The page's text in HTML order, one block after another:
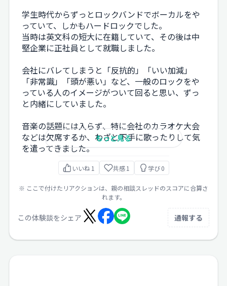
学生時代からずっとロックバンドでボーカルをや
っていて、しかもハードロックでした。
当時は英文科の短大に在籍していて、その後は中
堅企業に正社員として就職しました。
会社にバレてしまうと「反抗的」「いい加減」
「非常識」「頭が悪い」など、一般のロックをや
っている人のイメージがついて回ると思い、ずっ
と内緒にしていました。
音楽の話題には入らず、特に会社のカラオケ大会
などは欠席するか、わざと下手に歌ったりして気
を遣ってきました。
もっと見る
いいね 1 共感 1 学び 0
※ ここで付けたリアクションは、親の相談スレッドのスコアに合算さ
れます。
この体験談をシェア 通報する